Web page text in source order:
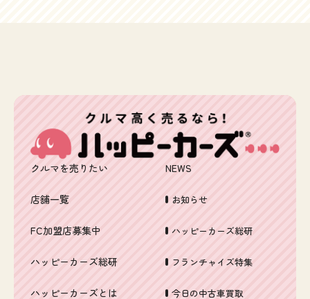
クルマを売りたい
店舗一覧
FC加盟店募集中
ハッピーカーズ総研
ハッピーカーズとは
NEWS
お知らせ
ハッピーカーズ総研
フランチャイズ特集
今日の中古車買取